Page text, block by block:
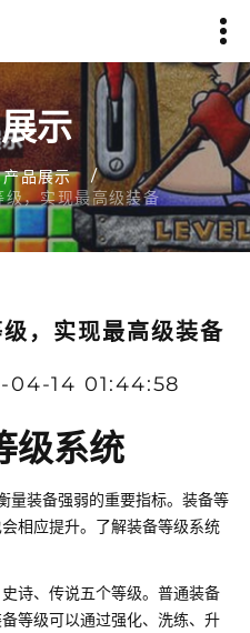
示
产品展示
，实现最高级装备
，实现最高级装备
04-14 01:44:58
级系统
量装备强弱的重要指标。装备等
相应提升。了解装备等级系统
诗、传说五个等级。普通装备
等级可以通过强化、洗练、升